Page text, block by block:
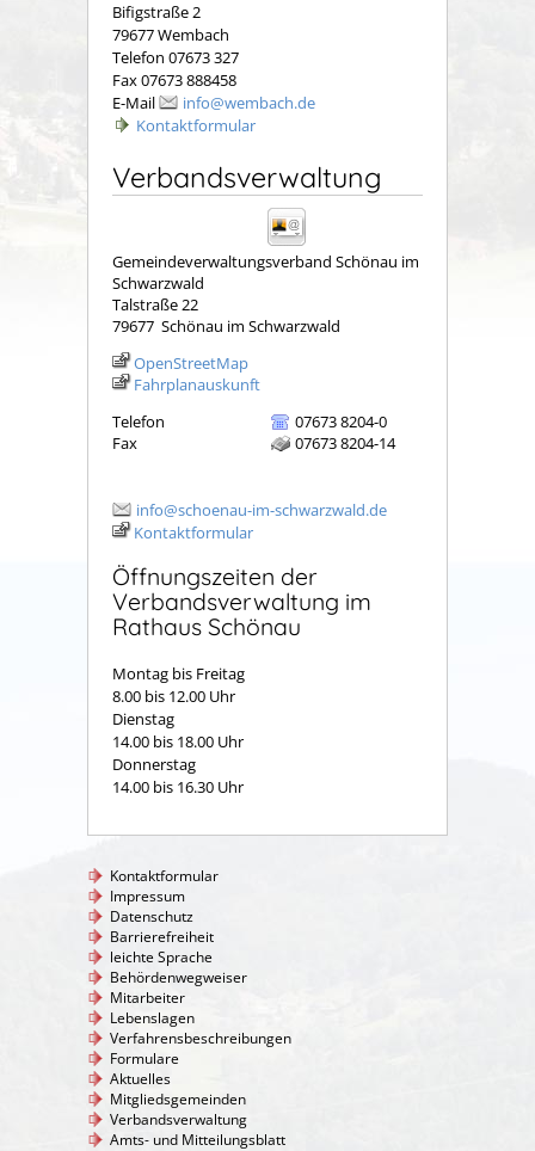
Bifigstraße 2
79677 Wembach
Telefon 07673 327
Fax 07673 888458
E-Mail
info@wembach.de
Kontaktformular
Verbandsverwaltung
Gemeindeverwaltungsverband Schönau im
Schwarzwald
Talstraße 22
79677 Schönau im Schwarzwald
OpenStreetMap
Fahrplanauskunft
Telefon
07673 8204-0
Fax
07673 8204-14
info@schoenau-im-schwarzwald.de
Kontaktformular
Öffnungszeiten der
Verbandsverwaltung im
Rathaus Schönau
Montag bis Freitag
8.00 bis 12.00 Uhr
Dienstag
14.00 bis 18.00 Uhr
Donnerstag
14.00 bis 16.30 Uhr
Kontaktformular
Impressum
Datenschutz
Barrierefreiheit
leichte Sprache
Behördenwegweiser
Mitarbeiter
Lebenslagen
Verfahrensbeschreibungen
Formulare
Aktuelles
Mitgliedsgemeinden
Verbandsverwaltung
Amts- und Mitteilungsblatt